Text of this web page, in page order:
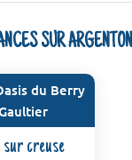
SUR
du Berry
creuse